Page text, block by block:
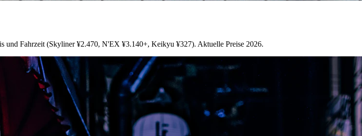
und Fahrzeit (Skyliner ¥2.470, N'EX ¥3.140+, Keikyu ¥327). Aktuelle Preise 2026.